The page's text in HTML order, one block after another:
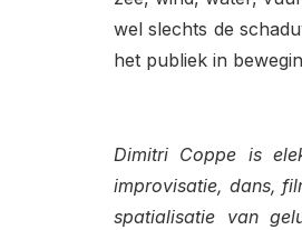
wel slechts de
het publiek in
Dimitri Coppe is
improvisatie, dans,
spatialisatie van